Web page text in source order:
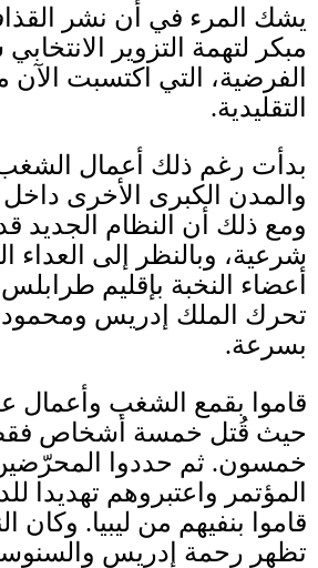
يشك المرء في أن نشر
مبكر لتهمة التزوير
الفرضية، التي اكتسبت الآن
التقليدية.
بدأت رغم ذلك أعمال
والمدن الكبرى الأخرى
ومع ذلك أن النظام الجديد
شرعية، وبالنظر إلى العداء
أعضاء النخبة بإقليم
تحرك الملك إدريس ومحمود
بسرعة.
قاموا بقمع الشغب وأعمال
حيث قُتل خمسة أشخاص
خمسون. ثم حددوا
المؤتمر واعتبروهم تهديدا
قاموا بنفيهم من ليبيا. وكان
تظهر رحمة إدريس